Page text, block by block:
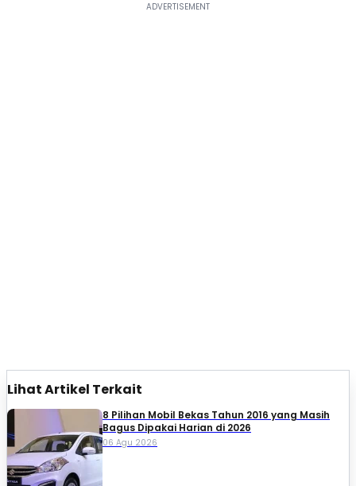
Lihat Artikel Terkait
8 Pilihan Mobil Bekas Tahun 2016 yang Masih
Bagus Dipakai Harian di 2026
06 Agu 2026